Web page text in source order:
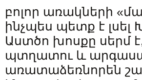
բոլոր առակների
ինչպես պետք է լսել
Աստծո խոսքը սերմ
պտղատու և
առատաձեռնորեն